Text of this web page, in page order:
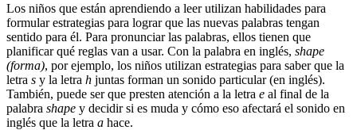
Los niños que están aprendiendo a leer utilizan habilidades para
formular estrategias para lograr que las nuevas palabras tengan
sentido para él. Para pronunciar las palabras, ellos tienen que
planificar qué reglas van a usar. Con la palabra en inglés, shape
(forma), por ejemplo, los niños utilizan estrategias para saber que la
letra s y la letra h juntas forman un sonido particular (en inglés).
También, puede ser que presten atención a la letra e al final de la
palabra shape y decidir si es muda y cómo eso afectará el sonido en
inglés que la letra a hace.